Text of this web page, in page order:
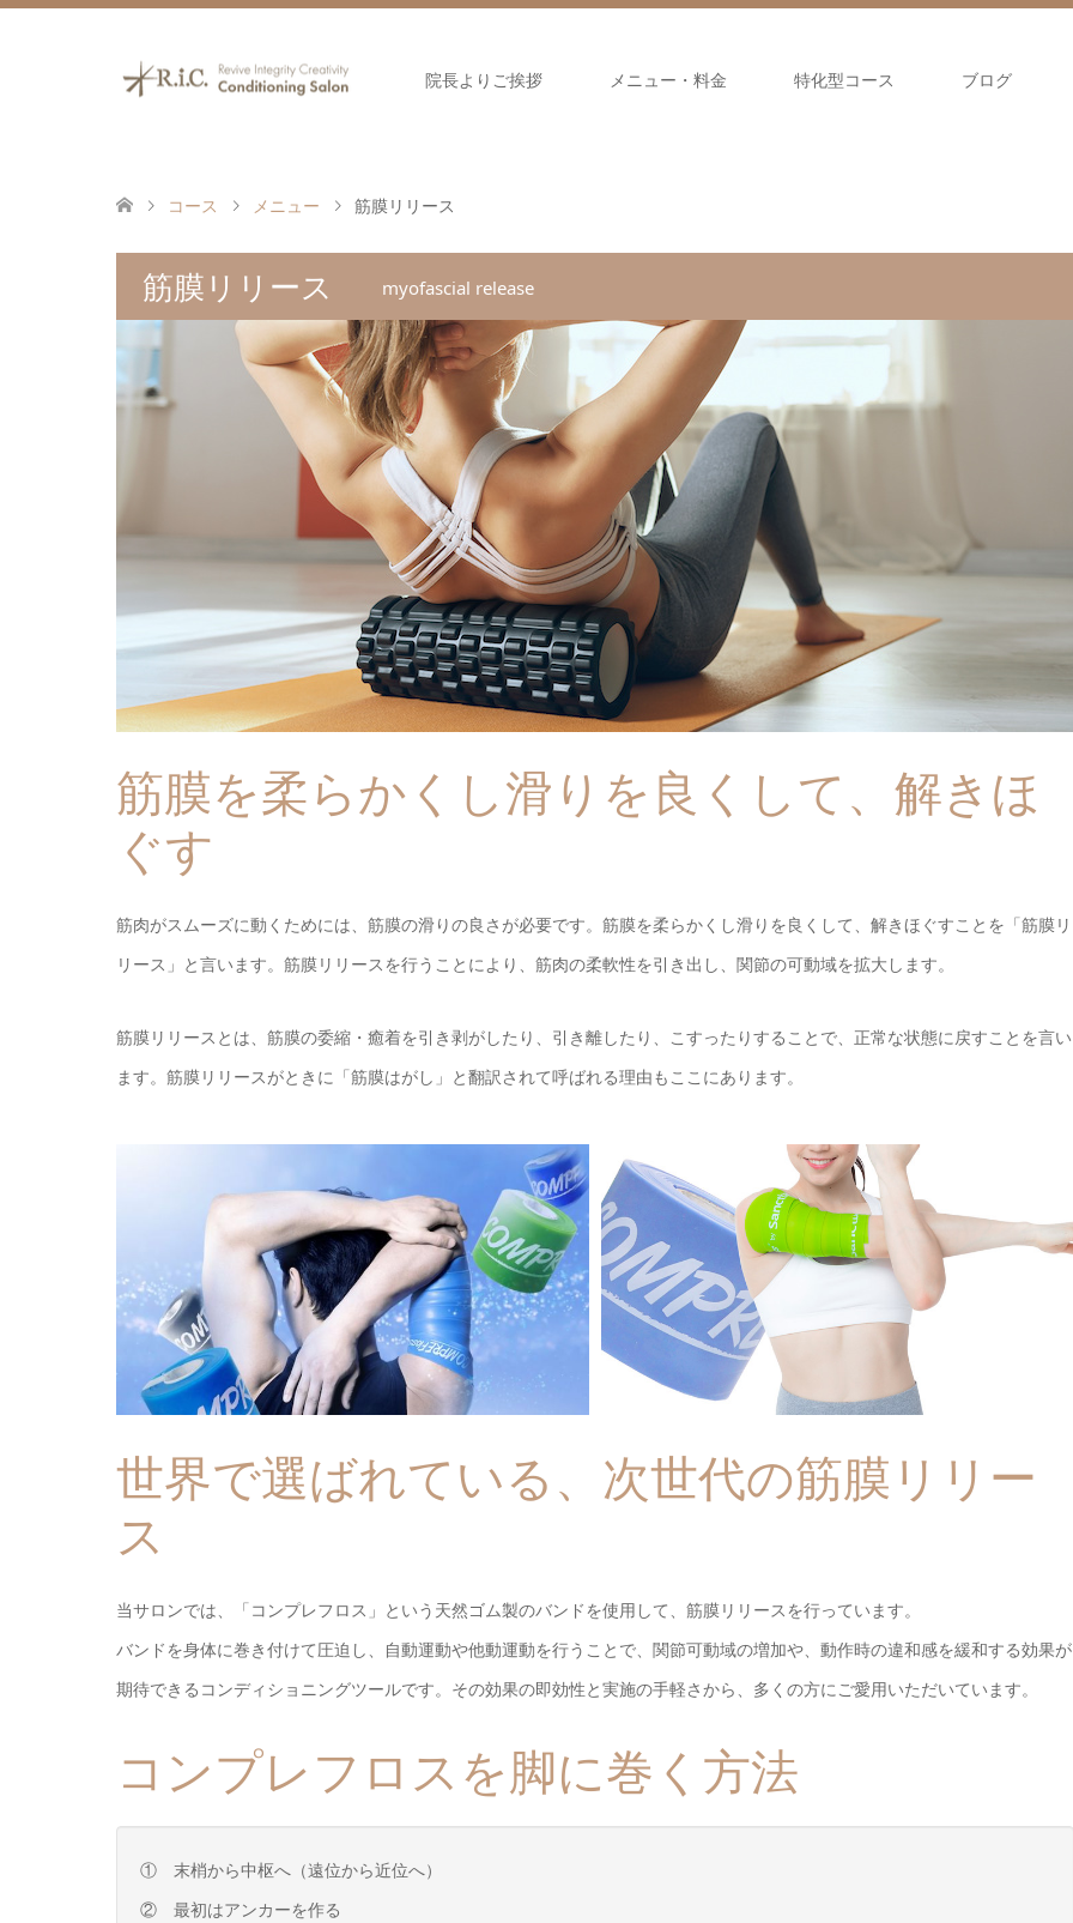
院長よりご挨拶 メニュー・料金 特化型コース ブログ
コース メニュー 筋膜リリース
筋膜リリース myofascial release
筋膜を柔らかくし滑りを良くして、解きほ
ぐす
筋肉がスムーズに動くためには、筋膜の滑りの良さが必要です。筋膜を柔らかくし滑りを良くして、解きほぐすことを「筋膜リ
リース」と言います。筋膜リリースを行うことにより、筋肉の柔軟性を引き出し、関節の可動域を拡大します。
筋膜リリースとは、筋膜の委縮・癒着を引き剥がしたり、引き離したり、こすったりすることで、正常な状態に戻すことを言い
ます。筋膜リリースがときに「筋膜はがし」と翻訳されて呼ばれる理由もここにあります。
世界で選ばれている、次世代の筋膜リリー
ス
当サロンでは、「コンプレフロス」という天然ゴム製のバンドを使用して、筋膜リリースを行っています。
バンドを身体に巻き付けて圧迫し、自動運動や他動運動を行うことで、関節可動域の増加や、動作時の違和感を緩和する効果が
期待できるコンディショニングツールです。その効果の即効性と実施の手軽さから、多くの方にご愛用いただいています。
コンプレフロスを脚に巻く方法
① 末梢から中枢へ（遠位から近位へ）
② 最初はアンカーを作る